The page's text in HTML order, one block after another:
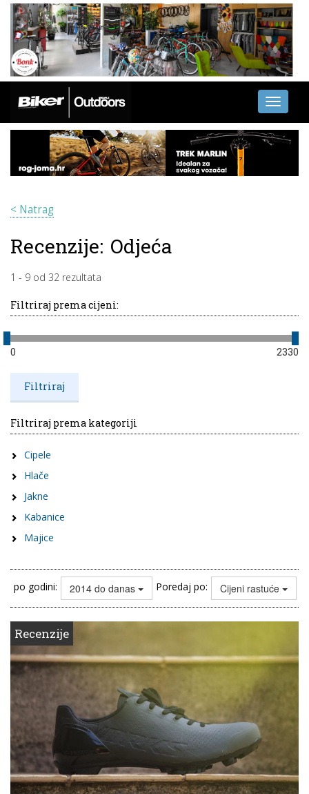
Toggle
< Natrag
Recenzije: Odjeća
1 - 9 od 32 rezultata
Filtriraj prema cijeni:
0 2330
Filtriraj prema kategoriji
Cipele
Hlače
Jakne
Kabanice
Majice
po godini: 2014 do danas Poredaj po: Cijeni rastuće
Recenzije